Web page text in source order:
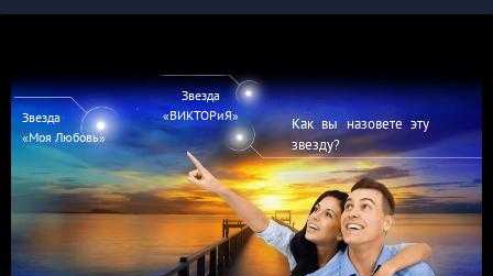
Звезда
«ВИКТОРиЯ»
Звезда
«Моя Любовь»
Как вы назовете эту
звезду?